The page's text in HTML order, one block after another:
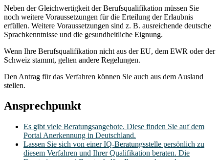
Neben der Gleichwertigkeit der Berufsqualifikation müssen Sie
noch weitere Voraussetzungen für die Erteilung der Erlaubnis
erfüllen. Weitere Voraussetzungen sind z. B. ausreichende deutsche
Sprachkenntnisse und die gesundheitliche Eignung.
Wenn Ihre Berufsqualifikation nicht aus der EU, dem EWR oder der
Schweiz stammt, gelten andere Regelungen.
Den Antrag für das Verfahren können Sie auch aus dem Ausland
stellen.
Ansprechpunkt
Es gibt viele Beratungsangebote. Diese finden Sie auf dem
Portal Anerkennung in Deutschland.
Lassen Sie sich von einer IQ-Beratungsstelle persönlich zu
diesem Verfahren und Ihrer Qualifikation beraten. Die